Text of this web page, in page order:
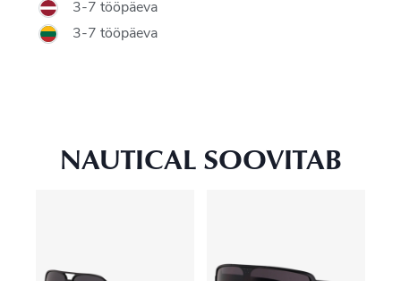
3-7 tööpäeva
3-7 tööpäeva
NAUTICAL SOOVITAB